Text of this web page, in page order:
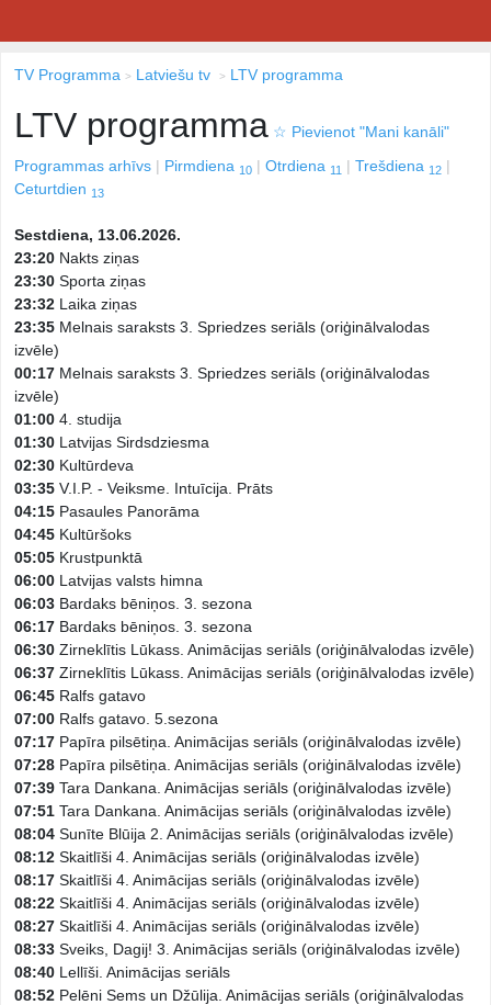
TV Programma Latviešu tv LTV programma
LTV programma ☆ Pievienot "Mani kanāli"
Programmas arhīvs
Pirmdiena 10 Otrdiena 11 Trešdiena 12
Ceturtdien 13
Sestdiena, 13.06.2026.
23:20 Nakts ziņas
23:30 Sporta ziņas
23:32 Laika ziņas
23:35 Melnais saraksts 3. Spriedzes seriāls (oriģinālvalodas
izvēle)
00:17 Melnais saraksts 3. Spriedzes seriāls (oriģinālvalodas
izvēle)
01:00 4. studija
01:30 Latvijas Sirdsdziesma
02:30 Kultūrdeva
03:35 V.I.P. - Veiksme. Intuīcija. Prāts
04:15 Pasaules Panorāma
04:45 Kultūršoks
05:05 Krustpunktā
06:00 Latvijas valsts himna
06:03 Bardaks bēniņos. 3. sezona
06:17 Bardaks bēniņos. 3. sezona
06:30 Zirneklītis Lūkass. Animācijas seriāls (oriģinālvalodas izvēle)
06:37 Zirneklītis Lūkass. Animācijas seriāls (oriģinālvalodas izvēle)
06:45 Ralfs gatavo
07:00 Ralfs gatavo. 5.sezona
07:17 Papīra pilsētiņa. Animācijas seriāls (oriģinālvalodas izvēle)
07:28 Papīra pilsētiņa. Animācijas seriāls (oriģinālvalodas izvēle)
07:39 Tara Dankana. Animācijas seriāls (oriģinālvalodas izvēle)
07:51 Tara Dankana. Animācijas seriāls (oriģinālvalodas izvēle)
08:04 Sunīte Blūija 2. Animācijas seriāls (oriģinālvalodas izvēle)
08:12 Skaitlīši 4. Animācijas seriāls (oriģinālvalodas izvēle)
08:17 Skaitlīši 4. Animācijas seriāls (oriģinālvalodas izvēle)
08:22 Skaitlīši 4. Animācijas seriāls (oriģinālvalodas izvēle)
08:27 Skaitlīši 4. Animācijas seriāls (oriģinālvalodas izvēle)
08:33 Sveiks, Dagij! 3. Animācijas seriāls (oriģinālvalodas izvēle)
08:40 Lellīši. Animācijas seriāls
08:52 Pelēni Sems un Džūlija. Animācijas seriāls (oriģinālvalodas